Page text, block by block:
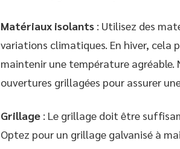
Matériaux isolants : Utilisez des
variations climatiques. En hiver, cela
maintenir une température agréable.
ouvertures grillagées pour assurer
Grillage : Le grillage doit être
Optez pour un grillage galvanisé à